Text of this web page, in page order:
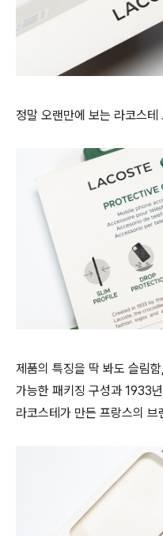
정말 오랜만에 보는 라코스테
제품의 특징을 딱 봐도 슬림
가능한 패키징 구성과 1933
라코스테가 만든 프랑스의